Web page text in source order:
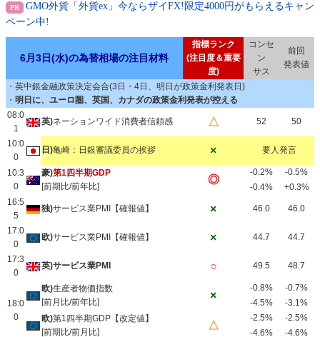
GMO外貨「外貨ex」今ならザイFX!限定4000円がもらえるキャン
ペーン中!
6月3日(水)の為替相場の注目材料
指標ランク
(注目度＆重要
度)
コンセ
ン
サス
前回
発表値
・英中銀金融政策決定会合(3日・4日、明日が政策金利発表日)
・ 明日に、ユーロ圏、英国、カナダの政策金利発表が控える
08:0
1
英)ネーションワイド消費者信頼感 △ 52 50
10:0
0
日)亀崎：日銀審議委員の挨拶 × 要人発言
10:3
0
豪)第1四半期GDP
[前期比/前年比]
◎
-0.2%
-0.5%
-0.4%
+0.3%
16:5
5
独)サービス業PMI【確報値】 × 46.0 46.0
17:0
0
欧)サービス業PMI【確報値】 × 44.7 44.7
17:3
0
英)サービス業PMI ○ 49.5 48.7
18:0
0
欧)生産者物価指数
[前月比/前年比]
×
-0.8%
-0.7%
-4.5%
-3.1%
欧)第1四半期GDP【改定値】
[前期比/前月比]
△
-2.5%
-2.5%
-4.6%
-4.6%